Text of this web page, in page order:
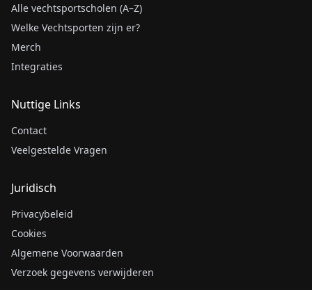
Alle vechtsportscholen (A–Z)
Welke Vechtsporten zijn er?
Merch
Integraties
Nuttige Links
Contact
Veelgestelde Vragen
Juridisch
Privacybeleid
Cookies
Algemene Voorwaarden
Verzoek gegevens verwijderen